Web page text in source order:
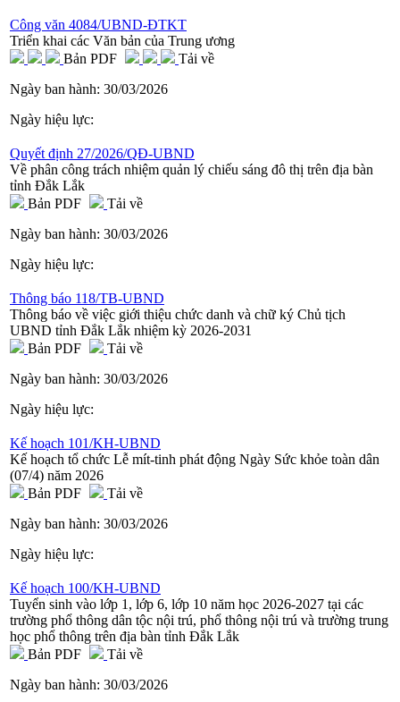
Công văn 4084/UBND-ĐTKT
Triển khai các Văn bản của Trung ương
Bản PDF
Tải về
Ngày ban hành: 30/03/2026
Ngày hiệu lực:
Quyết định 27/2026/QĐ-UBND
Về phân công trách nhiệm quản lý chiếu sáng đô thị trên địa bàn
tỉnh Đắk Lắk
Bản PDF
Tải về
Ngày ban hành: 30/03/2026
Ngày hiệu lực:
Thông báo 118/TB-UBND
Thông báo về việc giới thiệu chức danh và chữ ký Chủ tịch
UBND tỉnh Đắk Lắk nhiệm kỳ 2026-2031
Bản PDF
Tải về
Ngày ban hành: 30/03/2026
Ngày hiệu lực:
Kế hoạch 101/KH-UBND
Kế hoạch tổ chức Lễ mít-tinh phát động Ngày Sức khỏe toàn dân
(07/4) năm 2026
Bản PDF
Tải về
Ngày ban hành: 30/03/2026
Ngày hiệu lực:
Kế hoạch 100/KH-UBND
Tuyển sinh vào lớp 1, lớp 6, lớp 10 năm học 2026-2027 tại các
trường phổ thông dân tộc nội trú, phổ thông nội trú và trường trung
học phổ thông trên địa bàn tỉnh Đắk Lắk
Bản PDF
Tải về
Ngày ban hành: 30/03/2026